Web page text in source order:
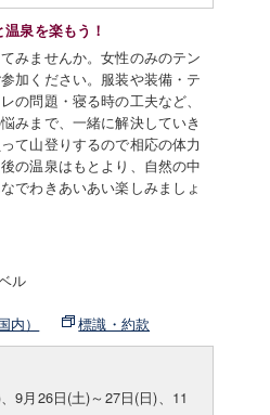
泉を楽もう！
みませんか。女性のみのテン
加ください。服装や装備・テ
の問題・寝る時の工夫など、
みまで、一緒に解決していき
て山登りするので相応の体力
の温泉はもとより、自然の中
でわきあいあい楽しみましょ
ル
内） 標識・約款
9月26日(土)～27日(日)、11